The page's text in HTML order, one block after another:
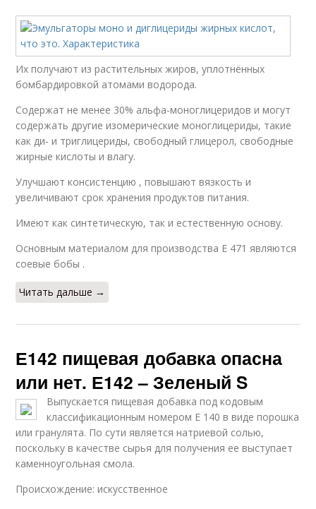
Их получают из растительных жиров, уплотнённых
бомбардировкой атомами водорода.
Содержат не менее 30% альфа-моноглицеридов и могут
содержать другие изомерические моноглицериды, такие
как ди- и триглицериды, свободный глицерол, свободные
жирные кислоты и влагу.
Улучшают консистенцию , повышают вязкость и
увеличивают срок хранения продуктов питания.
Имеют как синтетическую, так и естественную основу.
Основным материалом для производства E 471 являются
соевые бобы .
Читать дальше →
Е142 пищевая добавка опасна
или нет. Е142 – Зеленый S
Выпускается пищевая добавка под кодовым
классификационным номером Е 140 в виде порошка
или гранулята. По сути является натриевой солью,
поскольку в качестве сырья для получения ее выступает
каменноугольная смола.
Происхождение: искусственное